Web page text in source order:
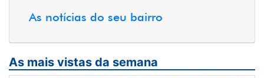
As notícias do seu bairro
As mais vistas da semana